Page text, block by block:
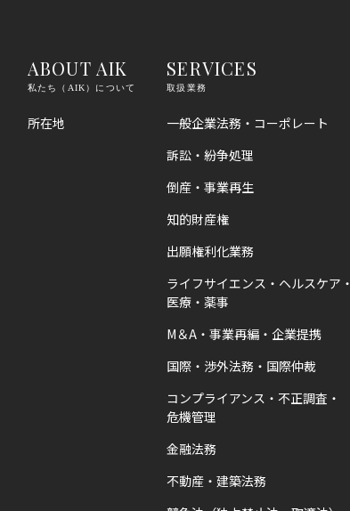
ABOUT AIK
私たち（AIK）について
所在地
SERVICES
取扱業務
一般企業法務・コーポレート
訴訟・紛争処理
倒産・事業再生
知的財産権
出願権利化業務
ライフサイエンス・ヘルスケア・
医療・薬事
M＆A・事業再編・企業提携
国際・渉外法務・国際仲裁
コンプライアンス・不正調査・
危機管理
金融法務
不動産・建築法務